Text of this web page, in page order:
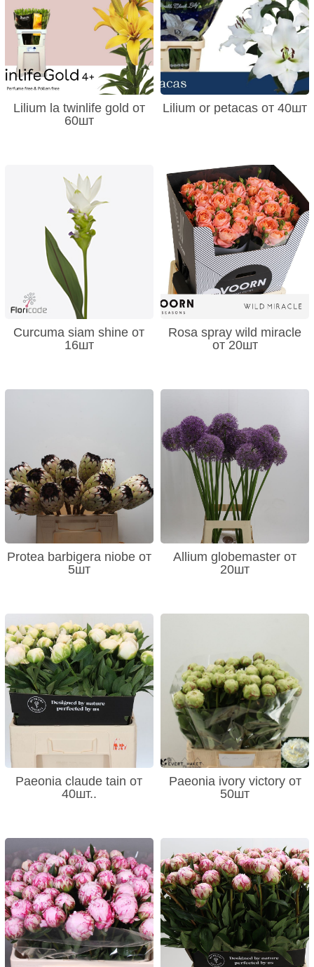
Lilium la twinlife gold от
60шт
Lilium or petacas от 40шт
Curcuma siam shine от
16шт
Rosa spray wild miracle
от 20шт
Protea barbigera niobe от
5шт
Allium globemaster от
20шт
Paeonia claude tain от
40шт..
Paeonia ivory victory от
50шт